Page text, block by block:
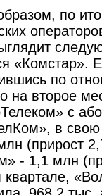
по
«Комстар».
по
на второе
с
в свою
(прирост
- 1,1 млн